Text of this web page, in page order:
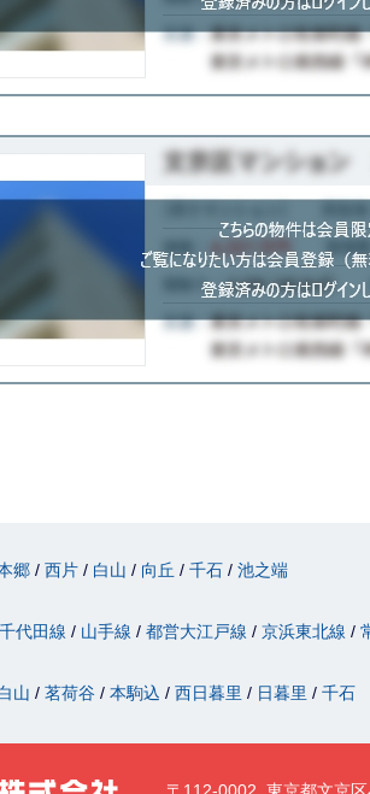
郷 西片 白山 向丘 千石 池之端
千代田線 山手線 都営大江戸線 京浜東北線
山 茗荷谷 本駒込 西日暮里 日暮里 千石